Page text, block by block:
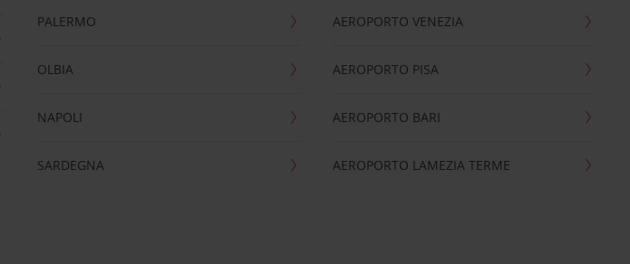
PALERMO
OLBIA
NAPOLI
SARDEGNA
AEROPORTO VENEZIA
AEROPORTO PISA
AEROPORTO BARI
AEROPORTO LAMEZIA TERME